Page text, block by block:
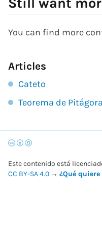
Still want
You can find more
Articles
Cateto
Teorema de
Este contenido está
CC BY-SA 4.0 → ¿Qué